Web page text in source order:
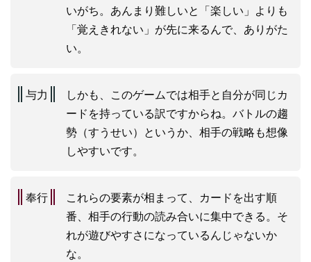
いがち。あんまり難しいと「楽しい」よりも
「覚えきれない」が先に来るんで、ありがた
い。
与力
しかも、このゲームでは相手と自分が同じカ
ードを持っている訳ですからね。バトルの趨
勢（すうせい）というか、相手の戦略も想像
しやすいです。
奉行
これらの要素が相まって、カードを出す順
番、相手の行動の読み合いに集中できる。そ
れが遊びやすさになっているんじゃないか
な。